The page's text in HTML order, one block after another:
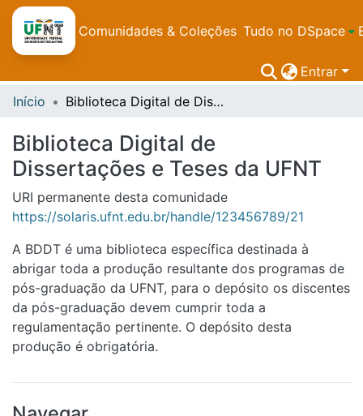
Comunidades & Coleções Tudo no DSpace
Entrar
Início
Biblioteca Digital de Dissertações e Teses da UFNT
Biblioteca Digital de
Dissertações e Teses da UFNT
URI permanente desta comunidade
https://solaris.ufnt.edu.br/handle/123456789/21
A BDDT é uma biblioteca específica destinada à
abrigar toda a produção resultante dos programas de
pós-graduação da UFNT, para o depósito os discentes
da pós-graduação devem cumprir toda a
regulamentação pertinente. O depósito desta
produção é obrigatória.